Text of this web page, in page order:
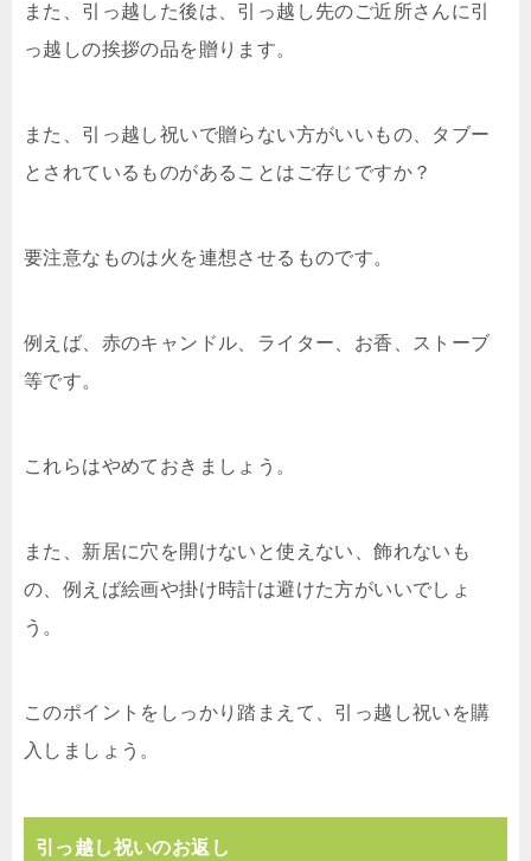
また、引っ越した後は、引っ越し先のご近所さんに引
っ越しの挨拶の品を贈ります。
また、引っ越し祝いで贈らない方がいいもの、タブー
とされているものがあることはご存じですか？
要注意なものは火を連想させるものです。
例えば、赤のキャンドル、ライター、お香、ストーブ
等です。
これらはやめておきましょう。
また、新居に穴を開けないと使えない、飾れないも
の、例えば絵画や掛け時計は避けた方がいいでしょ
う。
このポイントをしっかり踏まえて、引っ越し祝いを購
入しましょう。
引っ越し祝いのお返し